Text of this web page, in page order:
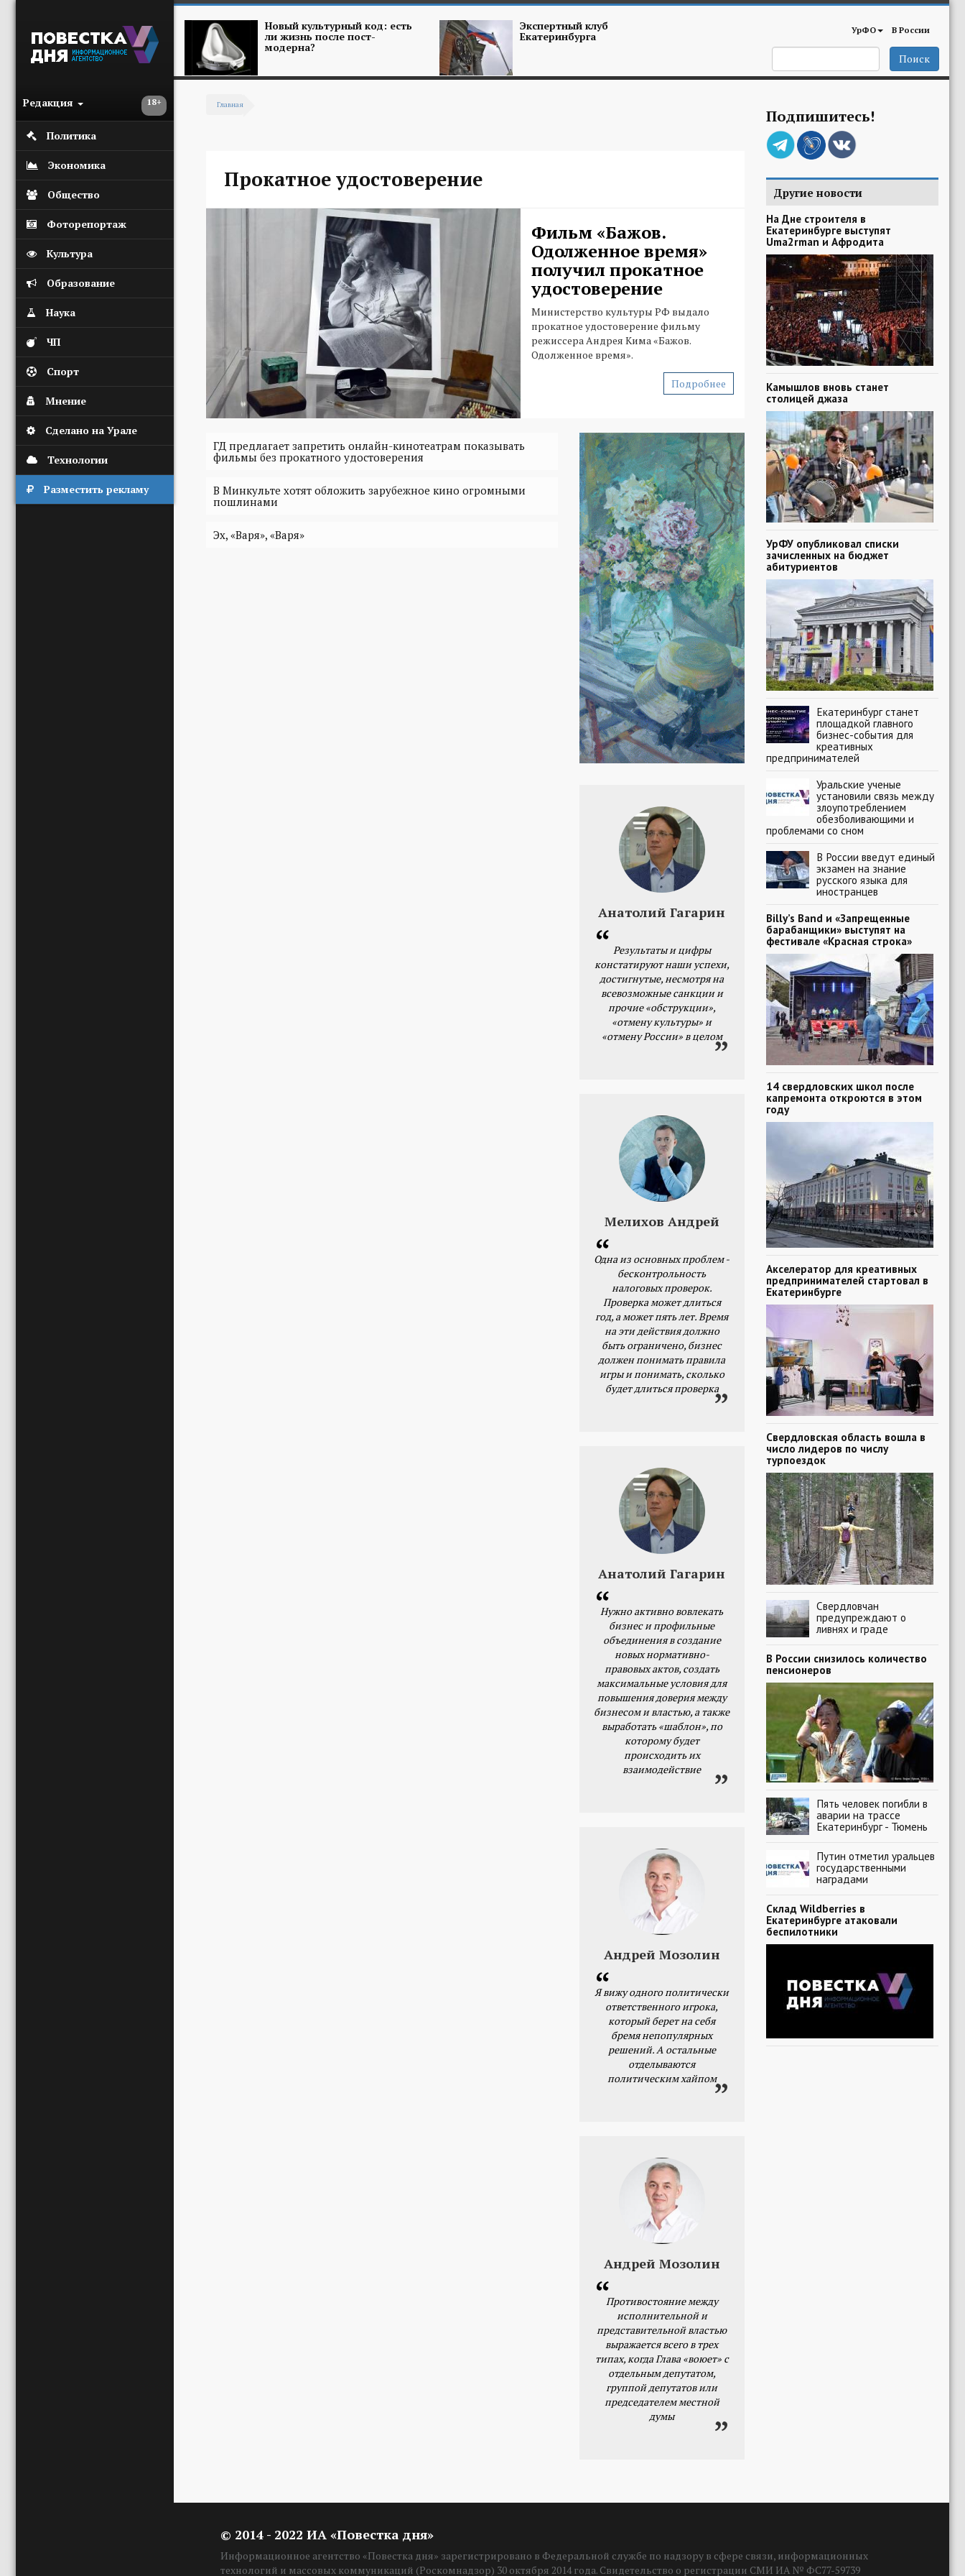
18+
Редакция
Политика
Экономика
Общество
Фоторепортаж
Культура
Образование
Наука
ЧП
Спорт
Мнение
Сделано на Урале
Технологии
Разместить рекламу
Новый культурный код: есть
ли жизнь после пост-
модерна?
Экспертный клуб
Екатеринбурга УрФО В России
Поиск
Главная
Прокатное удостоверение
Фильм «Бажов.
Одолженное время»
получил прокатное
удостоверение
Министерство культуры РФ выдало
прокатное удостоверение фильму
режиссера Андрея Кима «Бажов.
Одолженное время».
Подробнее
ГД предлагает запретить онлайн-кинотеатрам показывать
фильмы без прокатного удостоверения
В Минкульте хотят обложить зарубежное кино огромными
пошлинами
Эх, «Варя», «Варя»
Анатолий Гагарин
Результаты и цифры
констатируют наши успехи,
достигнутые, несмотря на
всевозможные санкции и
прочие «обструкции»,
«отмену культуры» и
«отмену России» в целом
Мелихов Андрей
Одна из основных проблем -
бесконтрольность
налоговых проверок.
Проверка может длиться
год, а может пять лет. Время
на эти действия должно
быть ограничено, бизнес
должен понимать правила
игры и понимать, сколько
будет длиться проверка
Анатолий Гагарин
Нужно активно вовлекать
бизнес и профильные
объединения в создание
новых нормативно-
правовых актов, создать
максимальные условия для
повышения доверия между
бизнесом и властью, а также
выработать «шаблон», по
которому будет
происходить их
взаимодействие
Андрей Мозолин
Я вижу одного политически
ответственного игрока,
который берет на себя
бремя непопулярных
решений. А остальные
отделываются
политическим хайпом
Андрей Мозолин
Противостояние между
исполнительной и
представительной властью
выражается всего в трех
типах, когда Глава «воюет» с
отдельным депутатом,
группой депутатов или
председателем местной
думы
Подпишитесь!
Другие новости
На Дне строителя в
Екатеринбурге выступят
Uma2rman и Афродита
Камышлов вновь станет
столицей джаза
УрФУ опубликовал списки
зачисленных на бюджет
абитуриентов
Екатеринбург станет
площадкой главного
бизнес-события для
креативных
предпринимателей
Уральские ученые
установили связь между
злоупотреблением
обезболивающими и
проблемами со сном
В России введут единый
экзамен на знание
русского языка для
иностранцев
Billy’s Band и «Запрещенные
барабанщики» выступят на
фестивале «Красная строка»
14 свердловских школ после
капремонта откроются в этом
году
Акселератор для креативных
предпринимателей стартовал в
Екатеринбурге
Свердловская область вошла в
число лидеров по числу
турпоездок
Свердловчан
предупреждают о
ливнях и граде
В России снизилось количество
пенсионеров
Пять человек погибли в
аварии на трассе
Екатеринбург - Тюмень
Путин отметил уральцев
государственными
наградами
Склад Wildberries в
Екатеринбурге атаковали
беспилотники
© 2014 - 2022 ИА «Повестка дня»
Информационное агентство «Повестка дня» зарегистрировано в Федеральной службе по надзору в сфере связи, информационных
технологий и массовых коммуникаций (Роскомнадзор) 30 октября 2014 года. Свидетельство о регистрации СМИ ИА № ФС77-59739